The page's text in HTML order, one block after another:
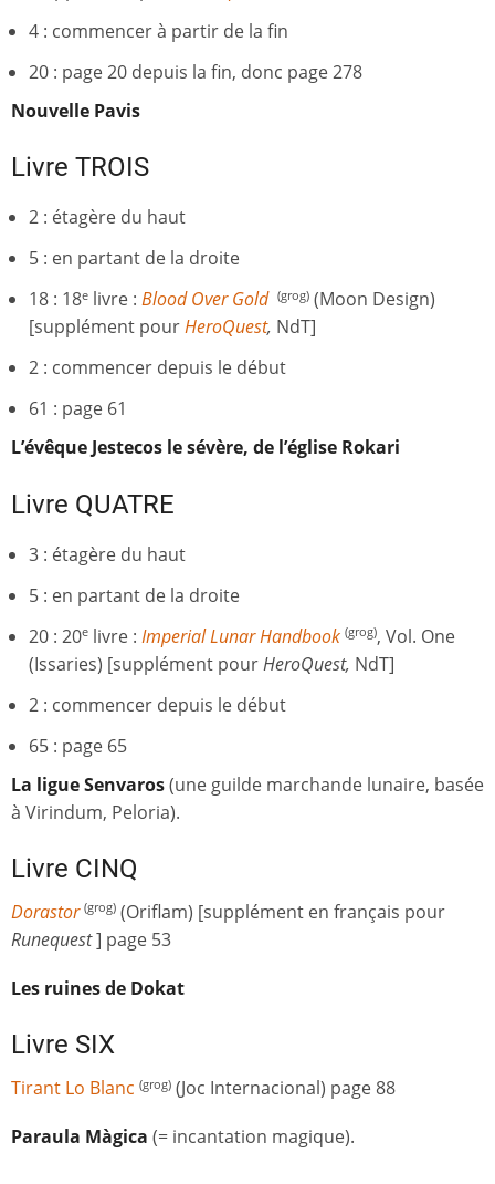
4 : commencer à partir de la fin
20 : page 20 depuis la fin, donc page 278
Nouvelle Pavis
Livre TROIS
2 : étagère du haut
5 : en partant de la droite
18 : 18e livre : Blood Over Gold (grog) (Moon Design)
[supplément pourHeroQuest, NdT]
2 : commencer depuis le début
61 : page 61
L’évêque Jestecos le sévère, de l’église Rokari
Livre QUATRE
3 : étagère du haut
5 : en partant de la droite
20 : 20e livre : Imperial Lunar Handbook (grog), Vol. One
(Issaries) [supplément pourHeroQuest, NdT]
2 : commencer depuis le début
65 : page 65
La ligue Senvaros(une guilde marchande lunaire, basée
à Virindum, Peloria).
Livre CINQ
Dorastor (grog) (Oriflam) [supplément en français pour
Runequest] page 53
Les ruines de Dokat
Livre SIX
Tirant Lo Blanc (grog) (Joc Internacional) page 88
Paraula Màgica (= incantation magique).